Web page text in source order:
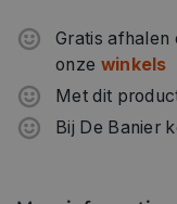
Gratis afhalen
onze winkels
Met dit
Bij De Banier